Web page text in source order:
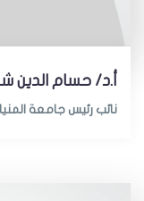
أ.د/ حسام الدين
نائب رئيس جامعة